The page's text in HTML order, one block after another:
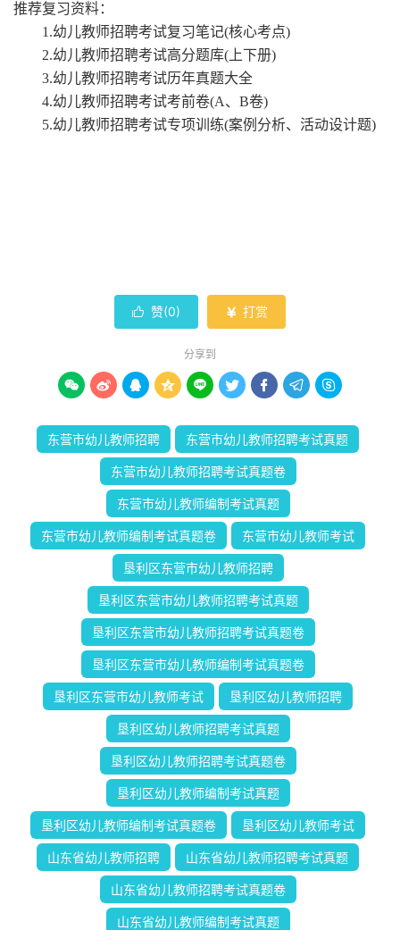
推荐复习资料：
1.幼儿教师招聘考试复习笔记(核心考点)
2.幼儿教师招聘考试高分题库(上下册)
3.幼儿教师招聘考试历年真题大全
4.幼儿教师招聘考试考前卷(A、B卷)
5.幼儿教师招聘考试专项训练(案例分析、活动设计题)
 赞(0)  打赏
分享到
        
东营市幼儿教师招聘 东营市幼儿教师招聘考试真题
东营市幼儿教师招聘考试真题卷
东营市幼儿教师编制考试真题
东营市幼儿教师编制考试真题卷 东营市幼儿教师考试
垦利区东营市幼儿教师招聘
垦利区东营市幼儿教师招聘考试真题
垦利区东营市幼儿教师招聘考试真题卷
垦利区东营市幼儿教师编制考试真题卷
垦利区东营市幼儿教师考试 垦利区幼儿教师招聘
垦利区幼儿教师招聘考试真题
垦利区幼儿教师招聘考试真题卷
垦利区幼儿教师编制考试真题
垦利区幼儿教师编制考试真题卷 垦利区幼儿教师考试
山东省幼儿教师招聘 山东省幼儿教师招聘考试真题
山东省幼儿教师招聘考试真题卷
山东省幼儿教师编制考试真题